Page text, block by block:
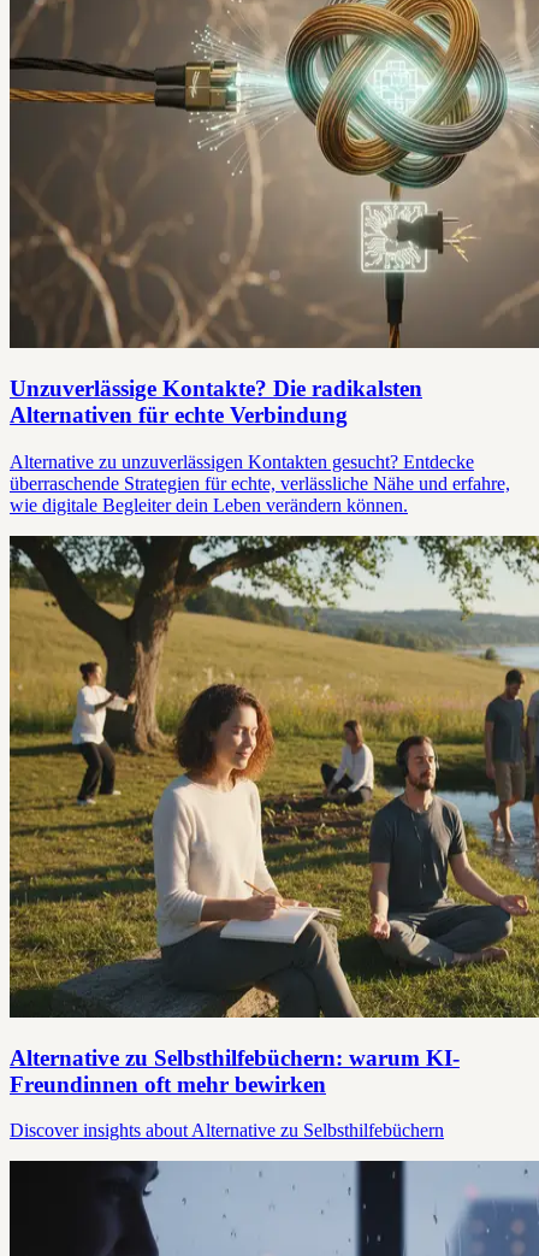
Unzuverlässige Kontakte? Die radikalsten
Alternativen für echte Verbindung
Alternative zu unzuverlässigen Kontakten gesucht? Entdecke
überraschende Strategien für echte, verlässliche Nähe und erfahre,
wie digitale Begleiter dein Leben verändern können.
Alternative zu Selbsthilfebüchern: warum KI-
Freundinnen oft mehr bewirken
Discover insights about Alternative zu Selbsthilfebüchern